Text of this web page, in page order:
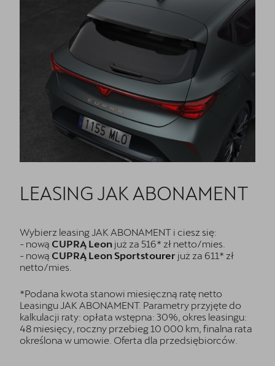
LEASING JAK ABONAMENT
Wybierz leasing JAK ABONAMENT i ciesz się:
- nową CUPRĄ Leon już za 516* zł netto/mies.
- nową CUPRĄ Leon Sportstourer już za 611* zł
netto/mies.
*Podana kwota stanowi miesięczną ratę netto
Leasingu JAK ABONAMENT. Parametry przyjęte do
kalkulacji raty: opłata wstępna: 30%, okres leasingu:
48 miesięcy, roczny przebieg 10 000 km, finalna rata
określona w umowie. Oferta dla przedsiębiorców.